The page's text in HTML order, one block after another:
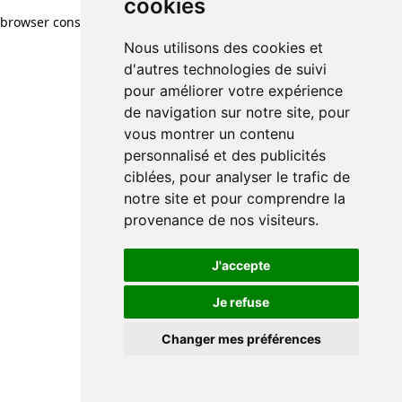
cookies
Nous utilisons des cookies et
d'autres technologies de suivi
pour améliorer votre expérience
de navigation sur notre site, pour
vous montrer un contenu
personnalisé et des publicités
ciblées, pour analyser le trafic de
notre site et pour comprendre la
provenance de nos visiteurs.
J'accepte
Je refuse
Changer mes préférences
browser console for more information)